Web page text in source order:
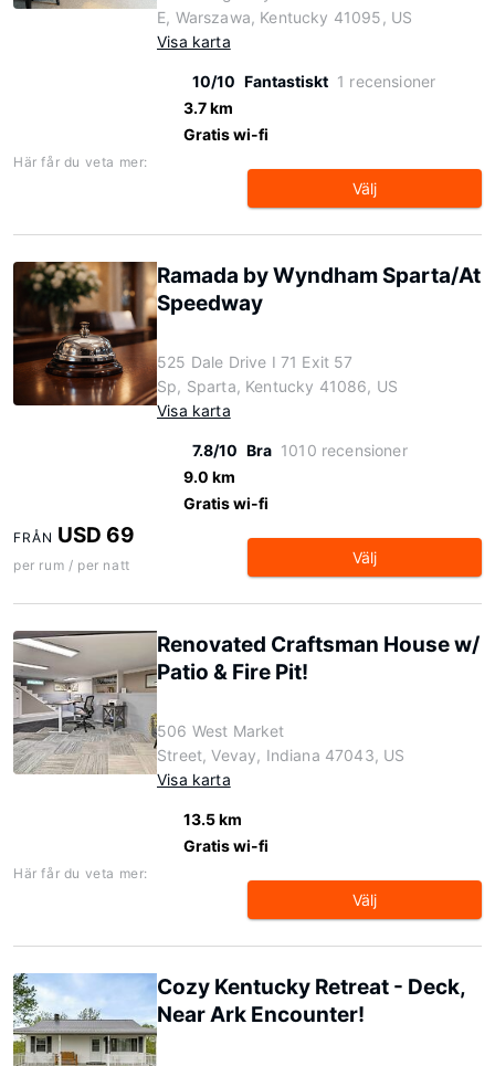
E, Warszawa, Kentucky 41095, US
Visa karta
10/10 Fantastiskt 1 recensioner
3.7 km
Gratis wi-fi
Här får du veta mer:
Välj
Ramada by Wyndham Sparta/At
Speedway
525 Dale Drive I 71 Exit 57
Sp, Sparta, Kentucky 41086, US
Visa karta
7.8/10 Bra 1010 recensioner
9.0 km
Gratis wi-fi
FRÅN USD 69
per rum / per natt Välj
Renovated Craftsman House w/
Patio & Fire Pit!
506 West Market
Street, Vevay, Indiana 47043, US
Visa karta
13.5 km
Gratis wi-fi
Här får du veta mer:
Välj
Cozy Kentucky Retreat - Deck,
Near Ark Encounter!